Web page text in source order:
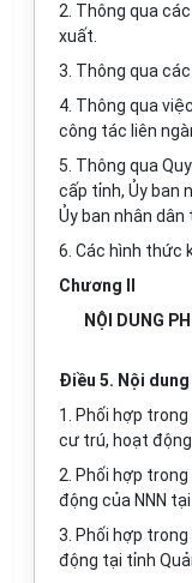
2. Thông qua
xuất
3. Thông qua
4. Thông qua
công tác liên
5. Thông qua
cấp tỉnh, Ủy ban
Ủy ban nhân dân
6. Các hình thức
Chương II
NỘI DUNG
Điều 5. Nội
1.
Phối hợp
cư trú, hoạt động
2. Phối hợp
động của NNN
3. Phối hợp
động tại tỉnh